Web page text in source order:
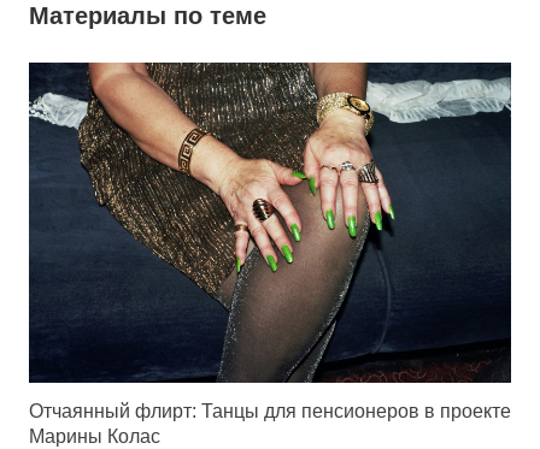
Материалы по теме
Отчаянный флирт: Танцы для пенсионеров в проекте
Марины Колас